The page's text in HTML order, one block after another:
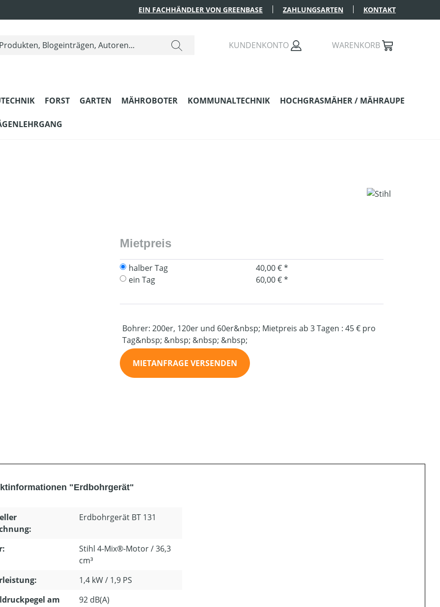
EIN FACHHÄNDLER VON GREENBASE ZAHLUNGSARTEN KONTAKT
KUNDENKONTO WARENKORB
FORST GARTEN MÄHROBOTER KOMMUNALTECHNIK HOCHGRASMÄHER / MÄHRAUPE
Mietpreis
halber Tag
40,00 € *
ein Tag
60,00 € *
Bohrer: 200er, 120er und 60er&nbsp; Mietpreis ab 3 Tagen : 45 € pro
Tag&nbsp; &nbsp; &nbsp; &nbsp;
MIETANFRAGE VERSENDEN
"Erdbohrgerät"
Erdbohrgerät BT 131
Stihl 4-Mix®-Motor / 36,3
cm³
1,4 kW / 1,9 PS
am
92 dB(A)